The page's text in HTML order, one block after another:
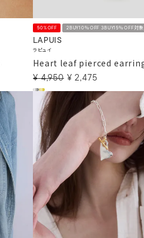
50%OFF 2BUY10％OFF 3BUY15％OFF対象
LAPUIS
ラピュイ
Heart leaf pierced
¥ 4,950 ¥ 2,475